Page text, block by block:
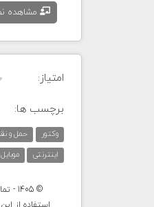
مشاهده
امتیاز:
برچسب ها:
وکتور حمل و
اینترنتی
موبایل
© 1405 - تمامی حقوق برای میهن طرح محفوظ است.